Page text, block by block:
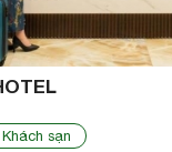
Khách sạn